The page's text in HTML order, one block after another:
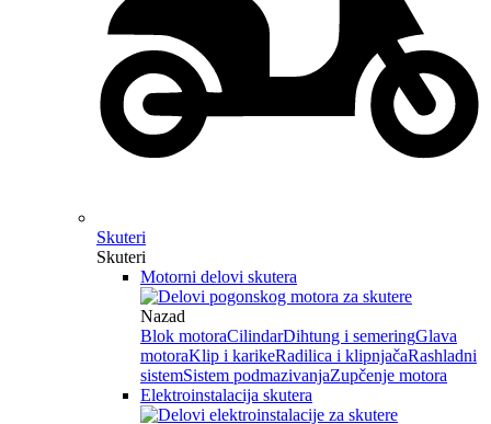
Skuteri
Skuteri
Motorni delovi skutera
Nazad
Blok motoraCilindarDihtung i semeringGlava
motoraKlip i karikeRadilica i klipnjačaRashladni
sistemSistem podmazivanjaZupčenje motora
Elektroinstalacija skutera